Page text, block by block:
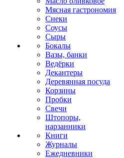
Мясная гастрономия
Снеки
Соусы
Сыры
Бокалы
Вазы, банки
Ведёрки
Декантеры
Деревянная посуда
Корзины
Пробки
Свечи
Штопоры,
нарзанники
Книги
Журналы
Ежедневники